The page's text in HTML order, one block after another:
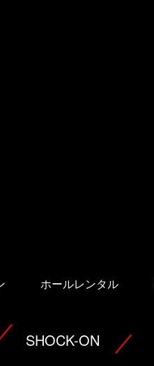
ホールレンタル
SHOCK-ON